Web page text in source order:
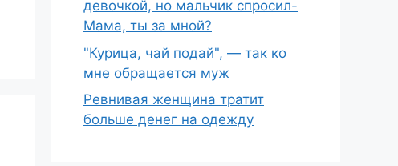
девочкой, но мальчик спросил-
Мама, ты за мной?
"Курица, чай подай", — так ко
мне обращается муж
Ревнивая женщина тратит
больше денег на одежду